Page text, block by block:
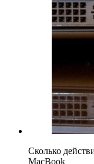
Сколько
MacBook